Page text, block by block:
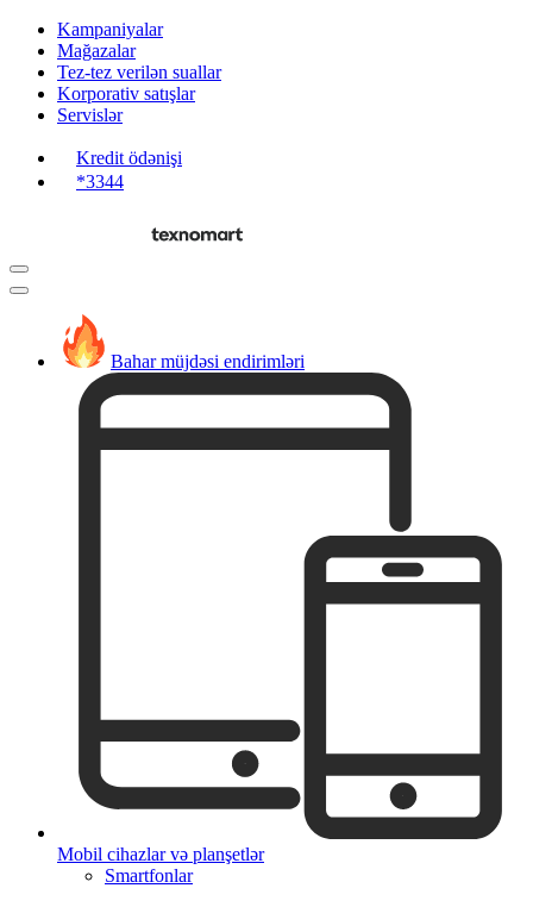
Kampaniyalar
Mağazalar
Tez-tez verilən suallar
Korporativ satışlar
Servislər
Kredit ödənişi
*3344
Bahar müjdəsi endirimləri
Mobil cihazlar və planşetlər
Smartfonlar